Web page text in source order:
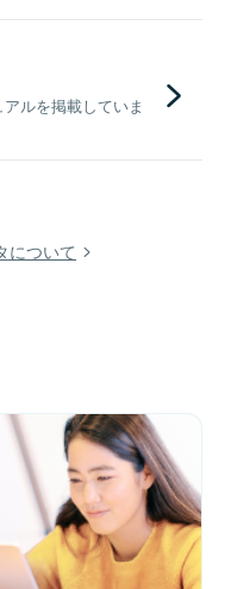
ルを掲載していま
について